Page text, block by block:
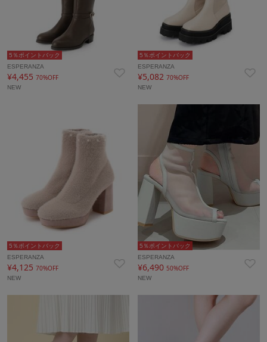
5％ポイントバック
ESPERANZA
¥4,455 70%OFF
NEW
5％ポイントバック
ESPERANZA
¥5,08270%OFF
NEW
5％ポイントバック
ESPERANZA
¥4,125 70%OFF
NEW
5％ポイントバック
ESPERANZA
¥6,49050%OFF
NEW